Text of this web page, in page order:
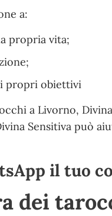
a:
propria vita;
i propri obiettivi
a Livorno,
Sensitiva può
il tuo
dei